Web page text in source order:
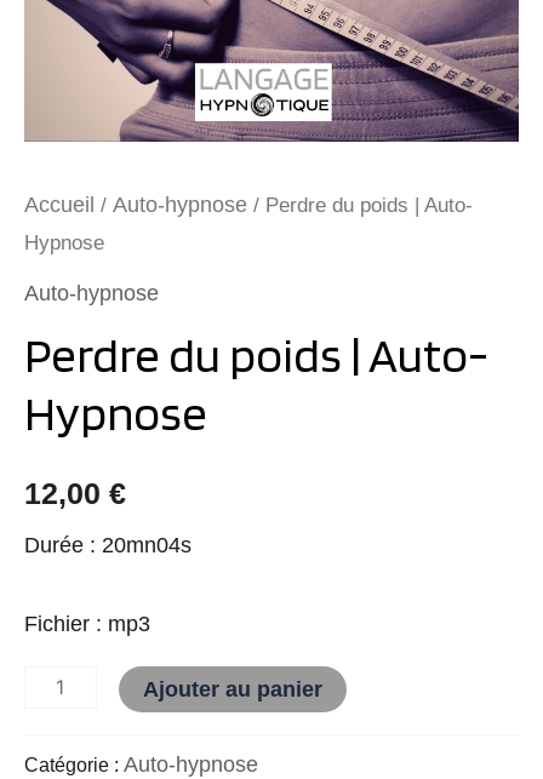
Accueil / Auto-hypnose / Perdre du poids | Auto-
Hypnose
Auto-hypnose
Perdre du poids | Auto-
Hypnose
12,00 €
Durée : 20mn04s
Fichier : mp3
Ajouter au panier Alternative:
Catégorie : Auto-hypnose